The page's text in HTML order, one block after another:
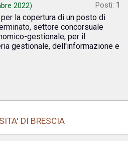
2022) Posti: 1
la copertura di un posto di
settore concorsuale
gestionale, per il
gestionale, dell'informazione e
DI BRESCIA